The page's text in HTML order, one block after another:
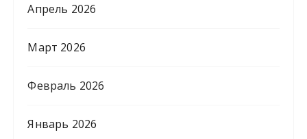
Апрель 2026
Март 2026
Февраль 2026
Январь 2026